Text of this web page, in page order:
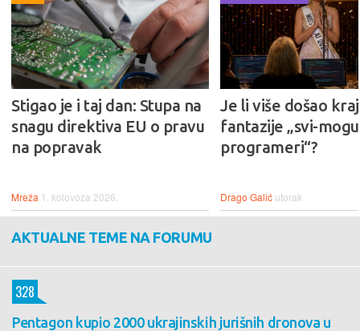
Stigao je i taj dan: Stupa na
snagu direktiva EU o pravu
na popravak
Mreža 1. kolovoza 2026.
Je li više došao kraj
fantazije „svi-
programeri“?
Drago Galić utorak
AKTUALNE TEME NA FORUMU
Pentagon kupio 2000 ukrajinskih jurišnih dronova u
328